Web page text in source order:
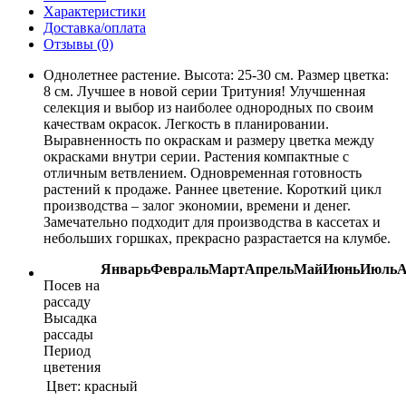
Характеристики
Доставка/оплата
Отзывы (0)
Однолетнее растение. Высота: 25-30 см. Размер цветка:
8 см. Лучшее в новой серии Тритуния! Улучшенная
селекция и выбор из наиболее однородных по своим
качествам окрасок. Легкость в планировании.
Выравненность по окраскам и размеру цветка между
окрасками внутри серии. Растения компактные с
отличным ветвлением. Одновременная готовность
растений к продаже. Раннее цветение. Короткий цикл
производства – залог экономии, времени и денег.
Замечательно подходит для производства в кассетах и
небольших горшках, прекрасно разрастается на клумбе.
ЯнварьФевральМартАпрельМайИюньИюль
Посев на
рассаду
Высадка
рассады
Период
цветения
Цвет: красный